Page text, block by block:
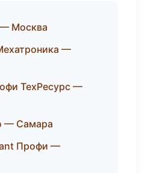
Москва
—
ТехРесурс —
— Самара
Профи —